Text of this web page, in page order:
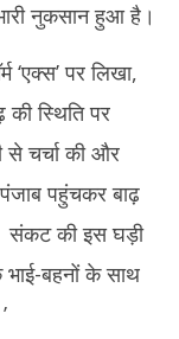
मान से की बात,
नुकसान हुआ है।
‘एक्स’ पर लिखा,
की स्थिति पर
से चर्चा की और
पहुंचकर बाढ़
संकट की इस घड़ी
बहनों के साथ